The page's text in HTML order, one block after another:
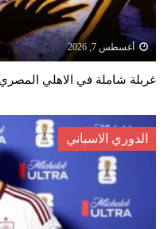
أغسطس 7, 2026
غربلة شاملة في الاهلي
الدوري الاسباني